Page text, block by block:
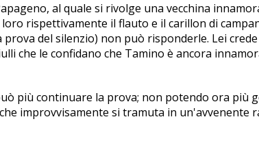
al quale si rivolge una vecchina
rispettivamente il flauto e il carillon di
del silenzio) non può risponderle. Lei
che le confidano che Tamino è ancora
più continuare la prova; non potendo ora più
improvvisamente si tramuta in un'avvenente